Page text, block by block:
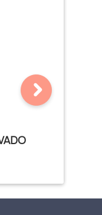
0 von 5 Sternen